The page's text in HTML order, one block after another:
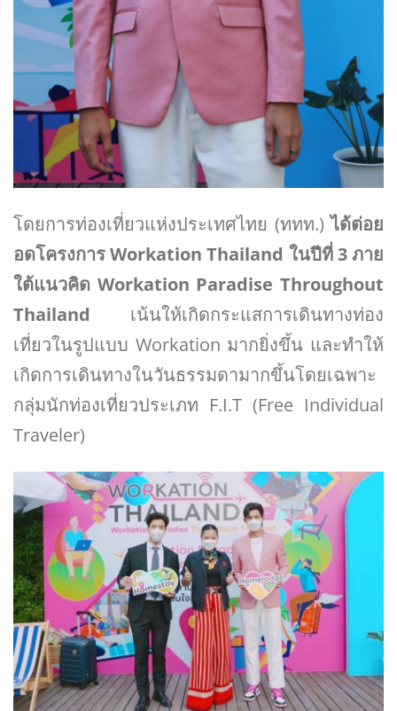
โดยการท่องเที่ยวแห่งประเทศไทย (ททท.)ได้ต่อย
อดโครงการ Workation Thailand ในปีที่ 3 ภาย
ใต้แนวคิด Workation Paradise Throughout
Thailand เน้นให้เกิดกระแสการเดินทางท่อง
เที่ยวในรูปแบบ Workation มากยิ่งขึ้น และทำให้
เกิดการเดินทางในวันธรรมดามากขึ้นโดยเฉพาะ
กลุ่มนักท่องเที่ยวประเภท F.I.T (Free Individual
Traveler)